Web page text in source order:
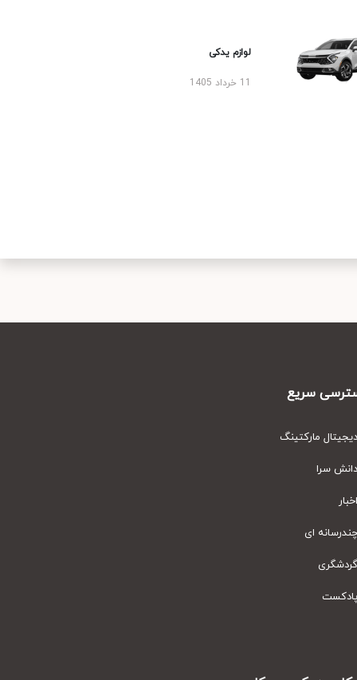
لوازم یدکی
سریع
مارکتینگ
سرا
ای